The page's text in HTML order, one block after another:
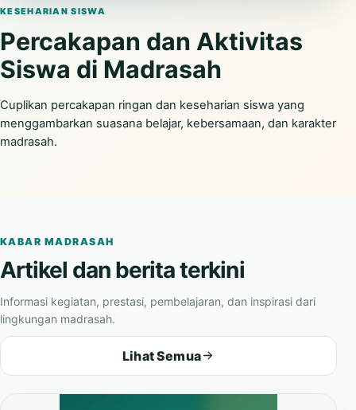
KESEHARIAN SISWA
Percakapan dan Aktivitas
Siswa di Madrasah
Cuplikan percakapan ringan dan keseharian siswa yang
menggambarkan suasana belajar, kebersamaan, dan karakter
madrasah.
Putar video
KABAR MADRASAH
Artikel dan berita terkini
Informasi kegiatan, prestasi, pembelajaran, dan inspirasi dari
lingkungan madrasah.
Lihat Semua